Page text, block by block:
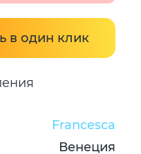
в один клик
Francesca
Венеция